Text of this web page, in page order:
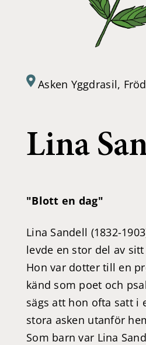
Asken Yggdrasil,
Lina
"Blott en dag"
Lina Sandell (1832-
levde en stor del av
Hon var dotter till en
känd som poet och
sägs att hon ofta satt i
stora asken utanför
Som barn var Lina